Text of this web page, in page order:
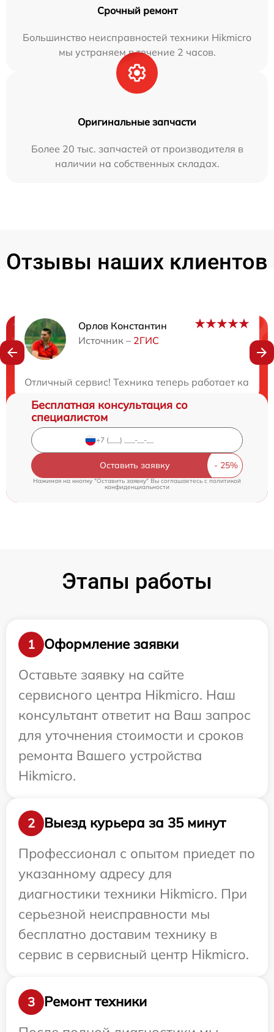
Срочный ремонт
Большинство неисправностей техники Hikmicro
мы устраняем в течение 2 часов.
Оригинальные запчасти
Более 20 тыс. запчастей от производителя в
наличии на собственных складах.
Отзывы наших клиентов
Орлов Константин
Источник – 2ГИС
Отличный сервис! Техника теперь работает как
Нужна консультация?
Бесплатная консультация со
специалистом
Оставить заявку
Нажимая на кнопку "Оставить заявку" Вы соглашаетесь cполитикой
конфиденциальности
Этапы работы
1
Оформление заявки
Оставьте заявку на сайте
сервисного центра Hikmicro. Наш
консультант ответит на Ваш запрос
для уточнения стоимости и сроков
ремонта Вашего устройства
Hikmicro.
2
Выезд курьера за 35 минут
Профессионал с опытом приедет по
указанному адресу для
диагностики техники Hikmicro. При
серьезной неисправности мы
бесплатно доставим технику в
сервис в сервисный центр Hikmicro.
3
Ремонт техники